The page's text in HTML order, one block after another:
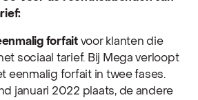
forfaitvoor klanten die
sociaal tarief. Bij Mega verloopt
eenmalig forfait in twee fases.
januari 2022 plaats, de andere